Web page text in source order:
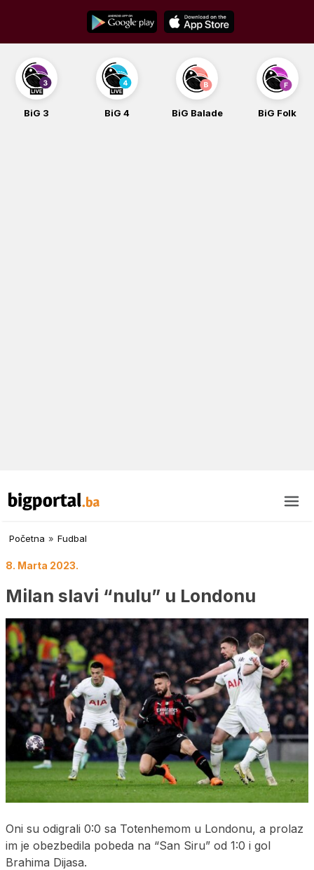
content
BiG 3 BiG 4 BiG Balade BiG Folk
Početna » Fudbal
8. Marta 2023.
Milan slavi “nulu” u Londonu
Oni su odigrali 0:0 sa Totenhemom u Londonu, a prolaz
im je obezbedila pobeda na “San Siru” od 1:0 i gol
Brahima Dijasa.